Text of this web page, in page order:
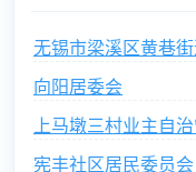
无锡市梁溪区黄巷
向阳居委会
上马墩三村业主自
宪丰社区居民委员会